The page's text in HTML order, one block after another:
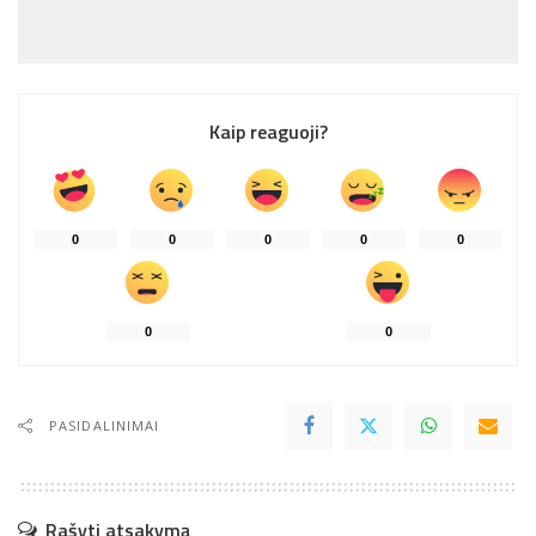
Kaip reaguoji?
0 0 0 0 0
0 0
PASIDALINIMAI
Rašyti atsakymą